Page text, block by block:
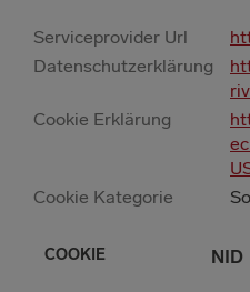
Serviceprovider Url
Datenschutzerklärung
Cookie Erklärung
Cookie Kategorie
NID